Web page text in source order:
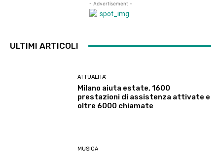
- Advertisement -
ULTIMI ARTICOLI
ATTUALITA'
Milano aiuta estate, 1600
prestazioni di assistenza attivate e
oltre 6000 chiamate
MUSICA